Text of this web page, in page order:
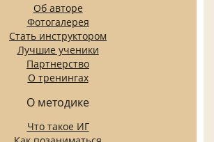
Об авторе
Фотогалерея
Стать инструктором
Лучшие ученики
Партнерство
О тренингах
О методике
Что такое ИГ